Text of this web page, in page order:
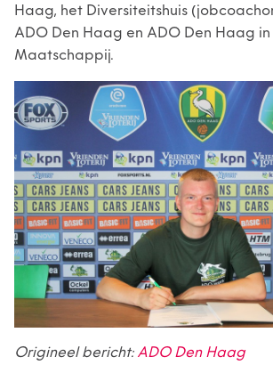
Haag, het Diversiteitshuis
ADO Den Haag en ADO Den Haag
Maatschappij.
Origineel bericht:ADO Den Haag